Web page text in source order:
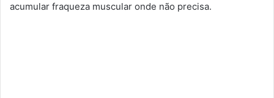
acumular fraqueza muscular onde não precisa.